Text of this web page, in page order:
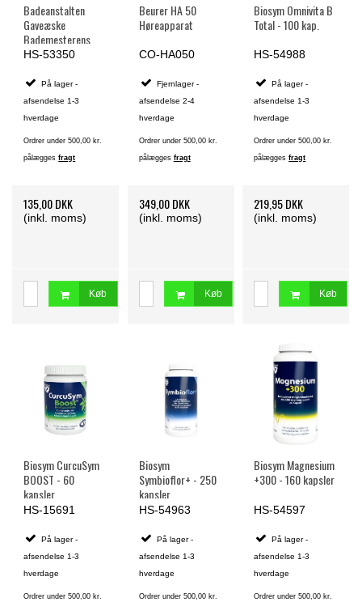
Badeanstalten
Gaveæske
Bademesterens
Rene Fornøjelser -
HS-53350
På lager -
afsendelse 1-3
hverdage
Ordrer under 500,00 kr.
pålæggesfragt
135,00 DKK
(inkl. moms)
Køb
Beurer HA 50
Høreapparat
CO-HA050
Fjernlager -
afsendelse 2-4
hverdage
Ordrer under 500,00 kr.
pålægges fragt
349,00 DKK
(inkl. moms)
Køb
Biosym Omnivita B
Total - 100 kap.
HS-54988
På lager -
afsendelse 1-3
hverdage
Ordrer under 500,00 kr.
pålæggesfragt
219,95 DKK
(inkl. moms)
Køb
Biosym CurcuSym
BOOST - 60
kapsler
HS-15691
På lager -
afsendelse 1-3
hverdage
Ordrer under 500,00 kr.
Biosym
Symbioflor+ - 250
kapsler
HS-54963
På lager -
afsendelse 1-3
hverdage
Ordrer under 500,00 kr.
Biosym Magnesium
+300 - 160 kapsler
HS-54597
På lager -
afsendelse 1-3
hverdage
Ordrer under 500,00 kr.